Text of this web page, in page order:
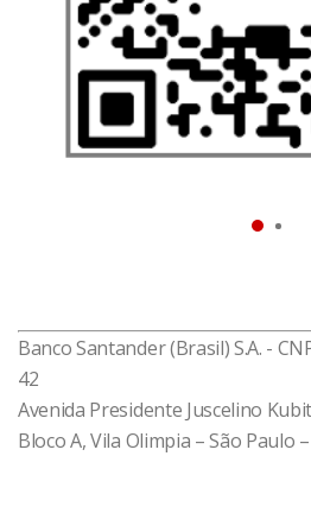
que você entenda melhor
as melhores decisões
situação do seu CPF,
rendas.
Baixe agora e resolva o que você
Banco Santander (Brasil) S.A. -
42
Avenida Presidente Juscelino
Bloco A, Vila Olimpia – São Paulo